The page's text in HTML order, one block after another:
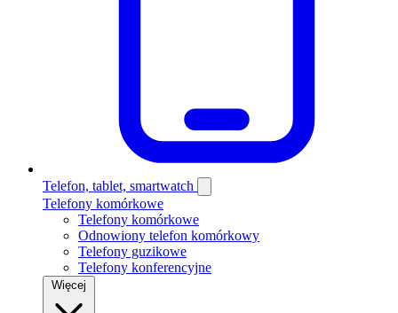
Telefon, tablet, smartwatch
Telefony komórkowe
Telefony komórkowe
Odnowiony telefon komórkowy
Telefony guzikowe
Telefony konferencyjne